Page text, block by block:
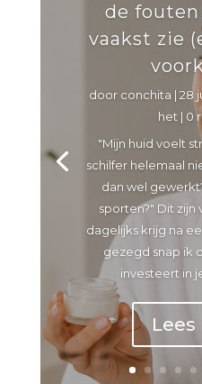
de
vaakst zie
door conchita |28
het| 0
"Mijn huid voelt
schilfer helemaal
dan wel
sporten?" Dit zijn
dagelijks krijg na
gezegd snap ik
investeert in